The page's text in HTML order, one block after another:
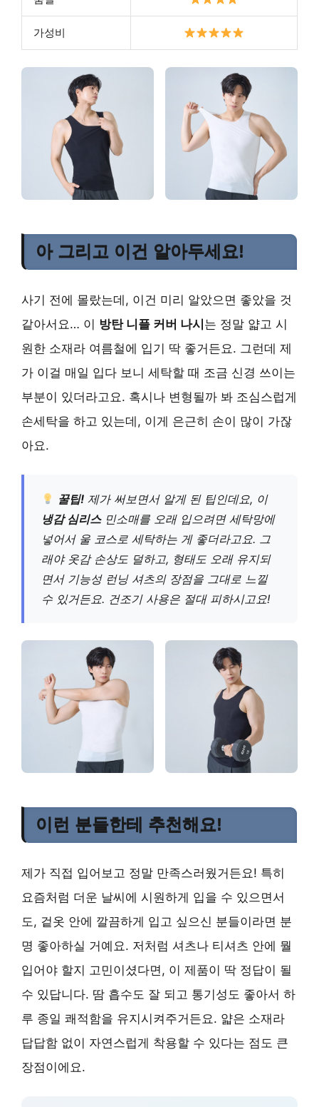
가성비
아 그리고 이건 알아두세요!
사기 전에 몰랐는데, 이건 미리 알았으면 좋았을 것
같아서요… 이 방탄 니플 커버 나시 는 정말 얇고 시
원한 소재라 여름철에 입기 딱 좋거든요. 그런데 제
가 이걸 매일 입다 보니 세탁할 때 조금 신경 쓰이는
부분이 있더라고요. 혹시나 변형될까 봐 조심스럽게
손세탁을 하고 있는데, 이게 은근히 손이 많이 가잖
아요.
꿀팁! 제가 써보면서 알게 된 팁인데요, 이
냉감 심리스민소매를 오래 입으려면 세탁망에
넣어서 울 코스로 세탁하는 게 좋더라고요. 그
래야 옷감 손상도 덜하고, 형태도 오래 유지되
면서 기능성 런닝 셔츠의 장점을 그대로 느낄
수 있거든요. 건조기 사용은 절대 피하시고요!
이런 분들한테 추천해요!
제가 직접 입어보고 정말 만족스러웠거든요! 특히
요즘처럼 더운 날씨에 시원하게 입을 수 있으면서
도, 겉옷 안에 깔끔하게 입고 싶으신 분들이라면 분
명 좋아하실 거예요. 저처럼 셔츠나 티셔츠 안에 뭘
입어야 할지 고민이셨다면, 이 제품이 딱 정답이 될
수 있답니다. 땀 흡수도 잘 되고 통기성도 좋아서 하
루 종일 쾌적함을 유지시켜주거든요. 얇은 소재라
답답함 없이 자연스럽게 착용할 수 있다는 점도 큰
장점이에요.